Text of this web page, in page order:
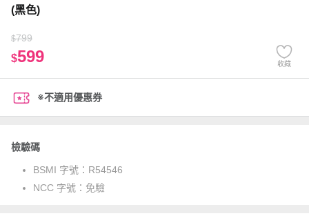
(黑色)
$799
$599 收藏
※不適用優惠券
檢驗碼
BSMI 字號： R54546
NCC 字號： 免驗